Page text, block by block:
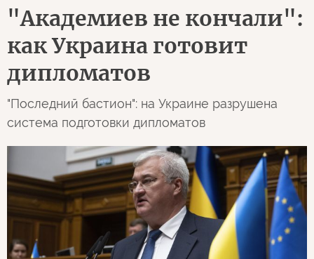
"Академиев не кончали":
как Украина готовит
дипломатов
"Последний бастион": на Украине разрушена
система подготовки дипломатов